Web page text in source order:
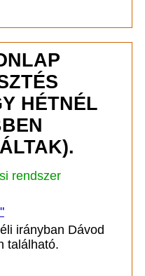
HÉTNÉL
rendszer
irányban Dávod
található.